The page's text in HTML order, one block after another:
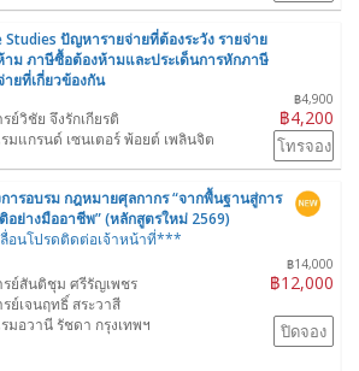
Studies ปัญหารายจ่ายที่ต้องระวัง รายจ่าย
าม ภาษีซื้อต้องห้ามและประเด็นการหักภาษี
ยที่เกี่ยวข้องกัน
฿4,900
฿4,200
ย์วิชัย จึงรักเกียรติ
มแกรนด์ เซนเตอร์ พ้อยต์ เพลินจิต
โทรจอง
ารอบรม กฎหมายศุลกากร “จากพื้นฐานสู่การ
อย่างมืออาชีพ” (หลักสูตรใหม่ 2569)
อนโปรดติดต่อเจ้าหน้าที่***
฿14,000
฿12,000
รย์สันติชุม ศรีรัญเพชร
ย์เจนฤทธิ์ สระวาสี
มอวานี รัชดา กรุงเทพฯ
ปิดจอง